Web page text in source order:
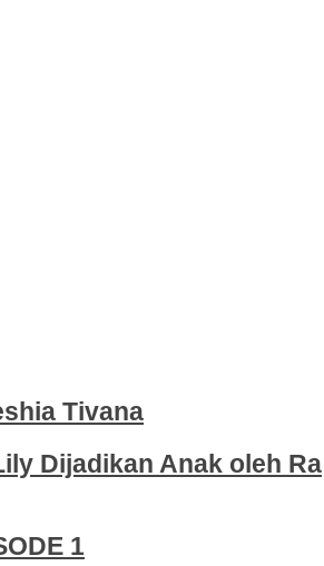
Tivana
Dijadikan Anak oleh Ra
1